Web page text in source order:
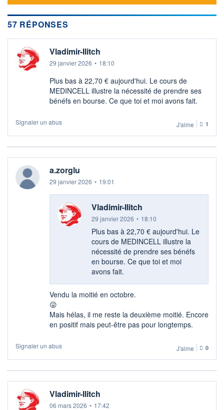
57 RÉPONSES
Vladimir-Ilitch
29 janvier 2026 • 18:10
Plus bas à 22,70 € aujourd'hui. Le cours de
MEDINCELL illustre la nécessité de prendre ses
bénéfs en bourse. Ce que toi et moi avons fait.
Signaler un abus J'aime 1
a.zorglu
29 janvier 2026 • 19:01
Vladimir-Ilitch
29 janvier 2026 • 18:10
Plus bas à 22,70 € aujourd'hui. Le
cours de MEDINCELL illustre la
nécessité de prendre ses bénéfs
en bourse. Ce que toi et moi
avons fait.
Vendu la moitié en octobre.
😜​
Mais hélas, il me reste la deuxième moitié. Encore
en positif mais peut-être pas pour longtemps.
Signaler un abus J'aime 0
Vladimir-Ilitch
06 mars 2026 • 17:42